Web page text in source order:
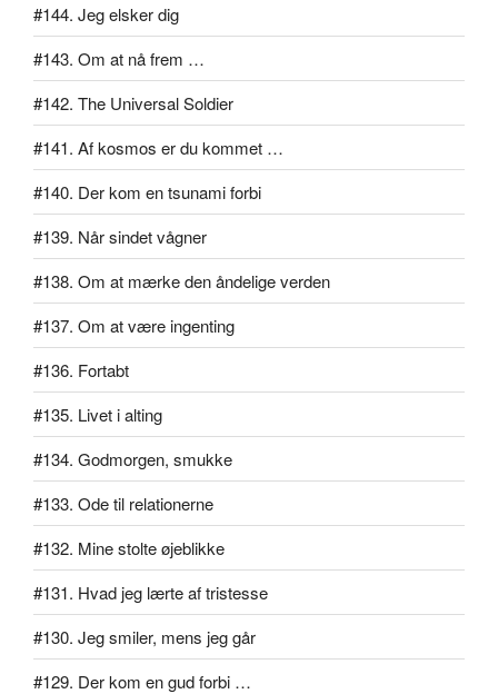
#144. Jeg elsker dig
#143. Om at nå frem …
#142. The Universal Soldier
#141. Af kosmos er du kommet …
#140. Der kom en tsunami forbi
#139. Når sindet vågner
#138. Om at mærke den åndelige verden
#137. Om at være ingenting
#136. Fortabt
#135. Livet i alting
#134. Godmorgen, smukke
#133. Ode til relationerne
#132. Mine stolte øjeblikke
#131. Hvad jeg lærte af tristesse
#130. Jeg smiler, mens jeg går
#129. Der kom en gud forbi …